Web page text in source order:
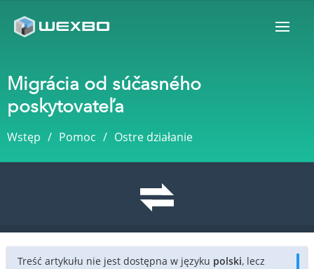
Migrácia od súčasného
poskytovateľa
Wstęp Pomoc Ostre działanie
Treść artykułu nie jest dostępna w języku polski, lecz